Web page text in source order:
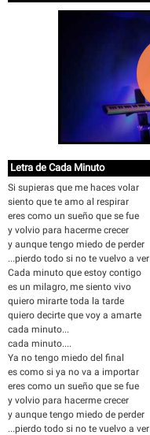
Letra de Cada Minuto
Si supieras que me haces volar
siento que te amo al respirar
eres como un sueño que se fue
y volvio para hacerme crecer
y aunque tengo miedo de perder
...pierdo todo si no te vuelvo a ver
Cada minuto que estoy contigo
es un milagro, me siento vivo
quiero mirarte toda la tarde
quiero decirte que voy a amarte
cada minuto...
cada minuto....
Ya no tengo miedo del final
es como si ya no va a importar
eres como un sueño que se fue
y volvio para hacerme crecer
y aunque tengo miedo de perder
...pierdo todo si no te vuelvo a ver